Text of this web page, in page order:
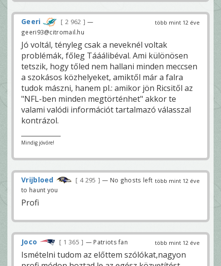
több mint 12 éve
Geeri 2 962
—
geeri93@citromail.hu
Jó voltál, tényleg csak a neveknél voltak
problémák, főleg Tááálibéval. Ami különösen
tetszik, hogy tőled nem hallani minden meccsen
a szokásos közhelyeket, amiktől már a falra
tudok mászni, hanem pl.: amikor jön Ricsitől az
"NFL-ben minden megtörténhet" akkor te
valami valódi információt tartalmazó válasszal
kontrázol.
Mindig jövőre!
több mint 12 éve
Vrijbloed 4 295
— No ghosts left
to haunt you
Profi
több mint 12 éve
Joco 1 365 — Patriots fan
Ismételni tudom az előttem szólókat,nagyon